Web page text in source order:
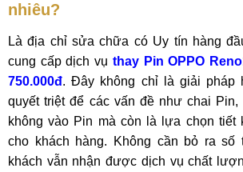
nhiêu?
Là địa chỉ sửa chữa có Uy tín hàng
cung cấp dịch vụ thay Pin OPPO
750.000đ. Đây không chỉ là giải pháp
quyết triệt để các vấn đề như chai Pin,
không vào Pin mà còn là lựa chọn tiết
cho khách hàng. Không cần bỏ ra số
khách vẫn nhận được dịch vụ chất